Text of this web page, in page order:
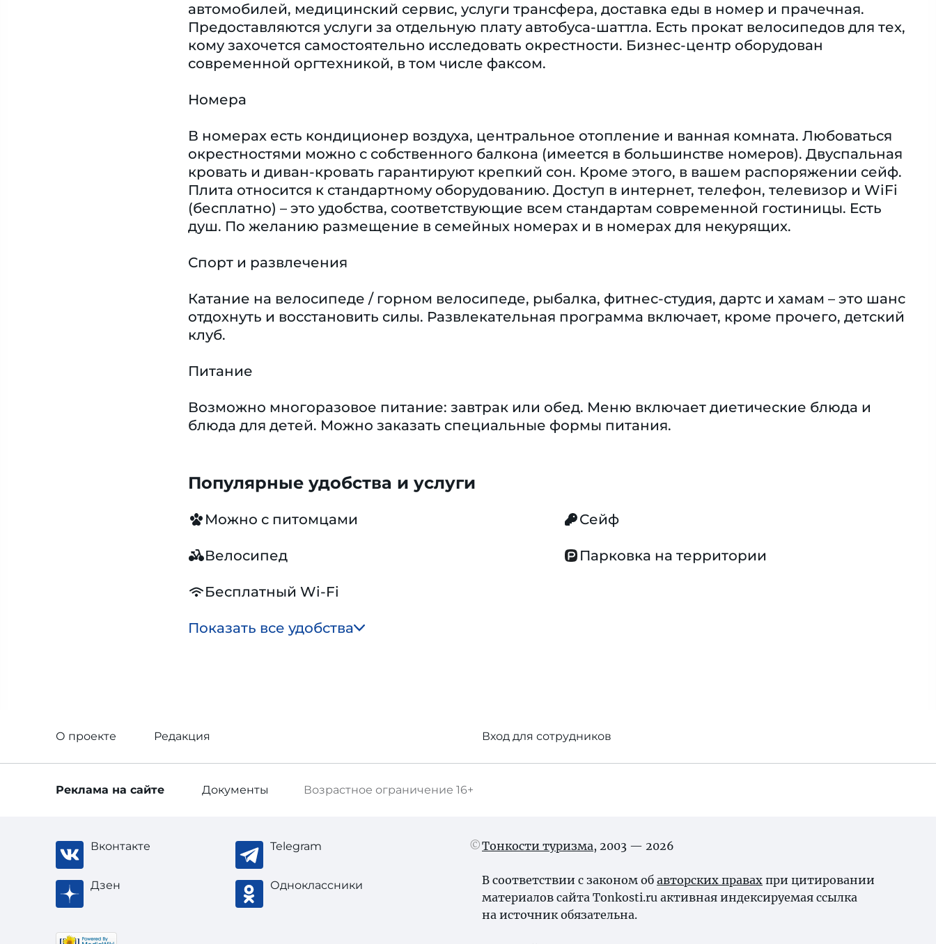
автомобилей, медицинский сервис, услуги трансфера, доставка еды в номер и прачечная.
Предоставляются услуги за отдельную плату автобуса-шаттла. Есть прокат велосипедов для тех,
кому захочется самостоятельно исследовать окрестности. Бизнес-центр оборудован
современной оргтехникой, в том числе факсом.
Номера
В номерах есть кондиционер воздуха, центральное отопление и ванная комната. Любоваться
окрестностями можно с собственного балкона (имеется в большинстве номеров). Двуспальная
кровать и диван-кровать гарантируют крепкий сон. Кроме этого, в вашем распоряжении сейф.
Плита относится к стандартному оборудованию. Доступ в интернет, телефон, телевизор и WiFi
(бесплатно) – это удобства, соответствующие всем стандартам современной гостиницы. Eсть
душ. По желанию размещение в семейных номерах и в номерах для некурящих.
Спорт и развлечения
Катание на велосипеде / горном велосипеде, рыбалка, фитнес-студия, дартс и хамам – это шанс
отдохнуть и восстановить силы. Развлекательная программа включает, кроме прочего, детский
клуб.
Питание
Возможно многоразовое питание: завтрак или обед. Меню включает диетические блюда и
блюда для детей. Можно заказать специальные формы питания.
Популярные удобства и услуги
Можно с питомцами Сейф
Велосипед Парковка на территории
Бесплатный Wi-Fi
Показать все удобства
О проекте Редакция Вход для сотрудников
Возрастное ограничение 16+
Реклама на сайте Документы
Вконтакте Telegram
Дзен Одноклассники
Тонкости туризма, 2003 — 2026
В соответствии с законом об авторских правах при цитировании
материалов сайта Tonkosti.ru активная индексируемая ссылка
на источник обязательна.